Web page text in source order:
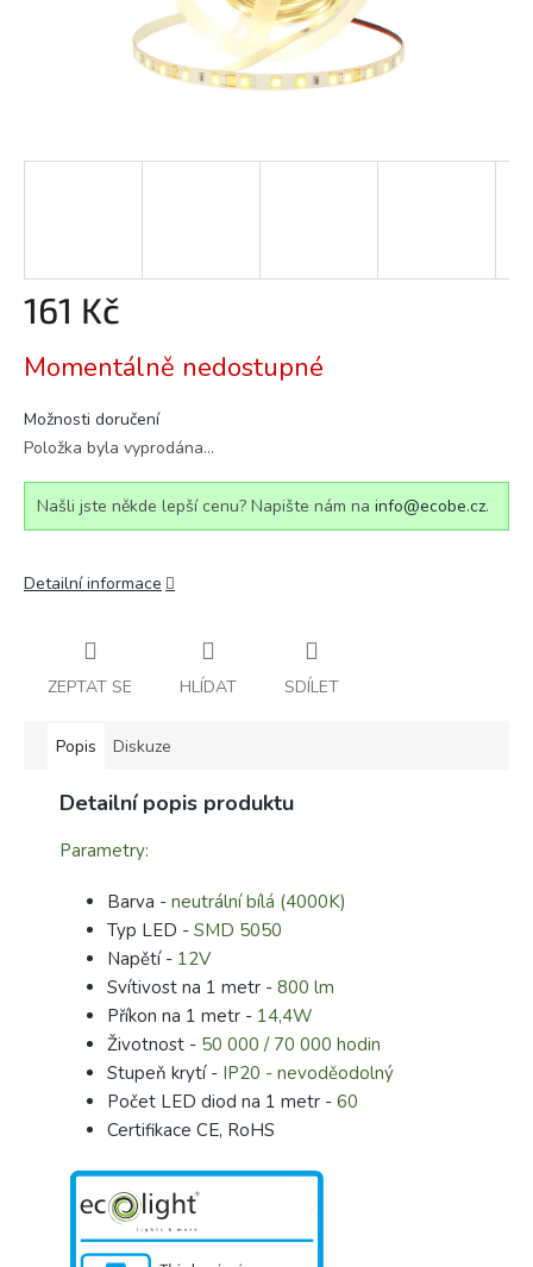
161 Kč
cena:
Momentálně nedostupné
Možnosti doručení
Položka byla vyprodána…
Našli jste někde lepší cenu? Napište nám na info@ecobe.cz.
Detailní informace
ZEPTAT SE HLÍDAT SDÍLET
Popis Diskuze
Detailní popis produktu
Parametry:
Barva - neutrální bílá (4000K)
Typ LED - SMD 5050
Napětí - 12V
Svítivost na 1 metr - 800 lm
Příkon na 1 metr - 14,4W
Životnost - 50 000 / 70 000 hodin
Stupeň krytí - IP20 - nevoděodolný
Počet LED diod na 1 metr - 60
Certifikace CE, RoHS